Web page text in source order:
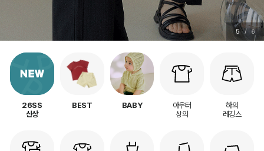
5 / 6
26SS
신상
BEST BABY
아우터
상의
하의
레깅스